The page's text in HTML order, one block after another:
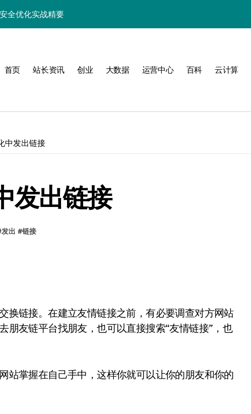
全优化实战精要
密与科技优化秘籍
事务控制绝技！
技实战深度剖析
科技精粹
术合规风控实战指南
首页 站长资讯 创业 大数据 运营中心 百科 云计算
中发出链接
发出链接
发出 #链接
换链接。在建立友情链接之前，有必要调查对方网站
朋友链平台找朋友，也可以直接搜索“友情链接”，也
站掌握在自己手中，这样你就可以让你的朋友和你的